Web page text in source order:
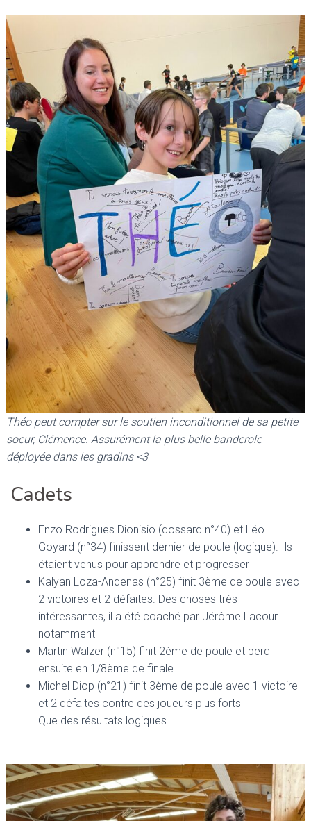
Théo peut compter sur le soutien inconditionnel de sa petite
soeur, Clémence. Assurément la plus belle banderole
déployée dans les gradins <3
Cadets
Enzo Rodrigues Dionisio (dossard n°40) et Léo
Goyard (n°34) finissent dernier de poule (logique). Ils
étaient venus pour apprendre et progresser
Kalyan Loza-Andenas (n°25) finit 3ème de poule avec
2 victoires et 2 défaites. Des choses très
intéressantes, il a été coaché par Jérôme Lacour
notamment
Martin Walzer (n°15) finit 2ème de poule et perd
ensuite en 1/8ème de finale.
Michel Diop (n°21) finit 3ème de poule avec 1 victoire
et 2 défaites contre des joueurs plus forts
Que des résultats logiques